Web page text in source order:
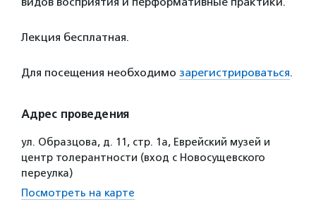
Лекция бесплатная.
Для посещения необходимо зарегистрироваться.
Адрес проведения
ул. Образцова, д. 11, стр. 1а, Еврейский музей и
центр толерантности (вход с Новосущевского
переулка)
Посмотреть на карте